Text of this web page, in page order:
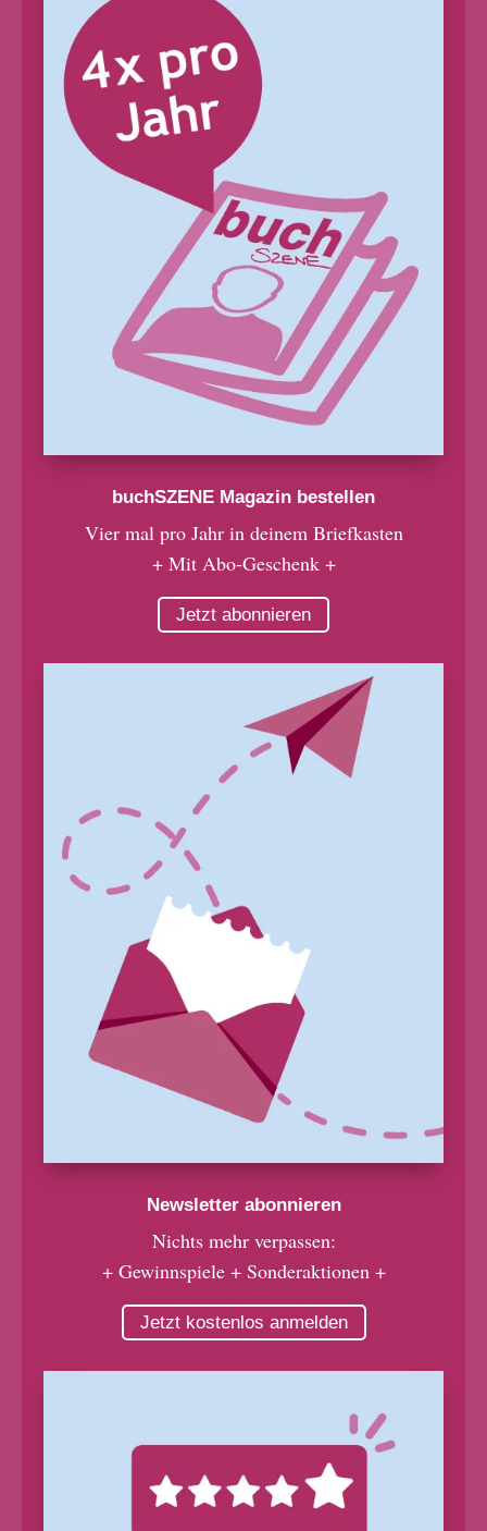
buchSZENE Magazin bestellen
Vier mal pro Jahr in deinem Briefkasten
+ Mit Abo-Geschenk +
Jetzt abonnieren
Newsletter abonnieren
Nichts mehr verpassen:
+ Gewinnspiele + Sonderaktionen +
Jetzt kostenlos anmelden